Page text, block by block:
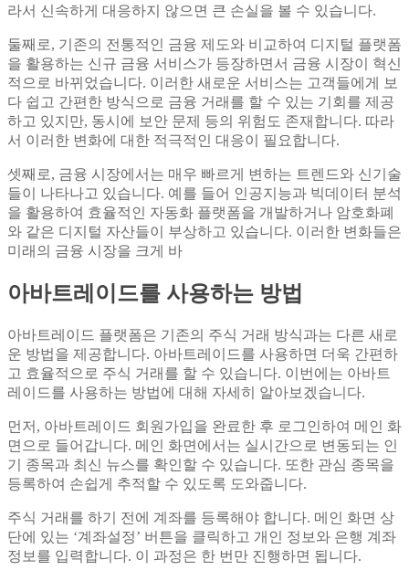
라서 신속하게 대응하지 않으면 큰 손실을 볼 수 있습니다.
둘째로, 기존의 전통적인 금융 제도와 비교하여 디지털 플랫폼
을 활용하는 신규 금융 서비스가 등장하면서 금융 시장이 혁신
적으로 바뀌었습니다. 이러한 새로운 서비스는 고객들에게 보
다 쉽고 간편한 방식으로 금융 거래를 할 수 있는 기회를 제공
하고 있지만, 동시에 보안 문제 등의 위험도 존재합니다. 따라
서 이러한 변화에 대한 적극적인 대응이 필요합니다.
셋째로, 금융 시장에서는 매우 빠르게 변하는 트렌드와 신기술
들이 나타나고 있습니다. 예를 들어 인공지능과 빅데이터 분석
을 활용하여 효율적인 자동화 플랫폼을 개발하거나 암호화폐
와 같은 디지털 자산들이 부상하고 있습니다. 이러한 변화들은
미래의 금융 시장을 크게 바
아바트레이드를 사용하는 방법
아바트레이드 플랫폼은 기존의 주식 거래 방식과는 다른 새로
운 방법을 제공합니다. 아바트레이드를 사용하면 더욱 간편하
고 효율적으로 주식 거래를 할 수 있습니다. 이번에는 아바트
레이드를 사용하는 방법에 대해 자세히 알아보겠습니다.
먼저, 아바트레이드 회원가입을 완료한 후 로그인하여 메인 화
면으로 들어갑니다. 메인 화면에서는 실시간으로 변동되는 인
기 종목과 최신 뉴스를 확인할 수 있습니다. 또한 관심 종목을
등록하여 손쉽게 추적할 수 있도록 도와줍니다.
주식 거래를 하기 전에 계좌를 등록해야 합니다. 메인 화면 상
단에 있는 ‘계좌설정’ 버튼을 클릭하고 개인 정보와 은행 계좌
정보를 입력합니다. 이 과정은 한 번만 진행하면 됩니다.